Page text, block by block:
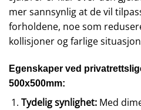
mer sannsynlig at de vil
forholdene, noe som
kollisjoner og farlige
Egenskaper ved
500x500mm:
Tydelig synlighet:Med